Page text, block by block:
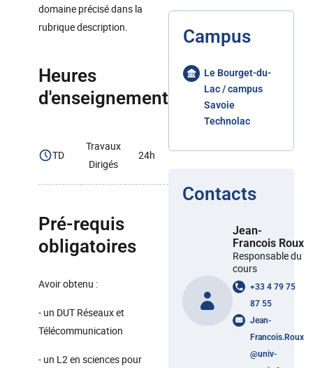
domaine précisé dans la
rubrique description.
Heures
d'enseignement
TD
Travaux
Dirigés
24h
Pré-requis
obligatoires
Avoir obtenu :
- un DUT Réseaux et
Télécommunication
- un L2 en sciences pour
Campus
Le Bourget-du-
Lac / campus
Savoie
Technolac
Contacts
Jean-
Francois Roux
Responsable du
cours
+33 4 79 75
87 55
Jean-
Francois.Roux
@univ-